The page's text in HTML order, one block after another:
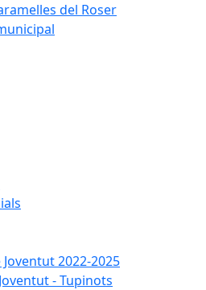
del Roser
2022-2025
- Tupinots